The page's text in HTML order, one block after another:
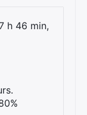
h 46 min,